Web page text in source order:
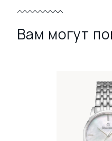
Вам могут